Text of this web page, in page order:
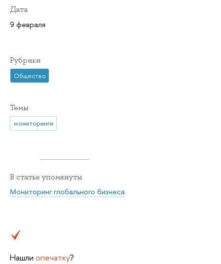
Дата
9 февраля
Рубрики
Общество
Темы
мониторинги
В статье упомянуты
Мониторинг глобального бизнеса
Нашли опечатку?